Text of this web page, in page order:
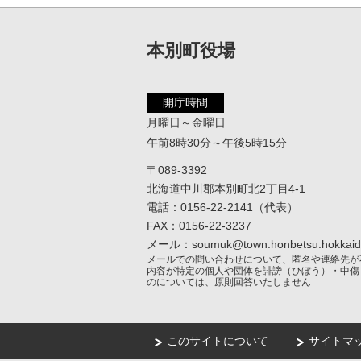
本別町役場
開庁時間
月曜日～金曜日
午前8時30分～午後5時15分
〒089-3392
北海道中川郡本別町北2丁目4-1
電話：0156-22-2141（代表）
FAX：0156-22-3237
メール：
メールでの問い合わせについて、匿名や連絡先が
内容が特定の個人や団体を誹謗（ひぼう）・中
のについては、原則回答いたしません
このサイトについて サイトマ